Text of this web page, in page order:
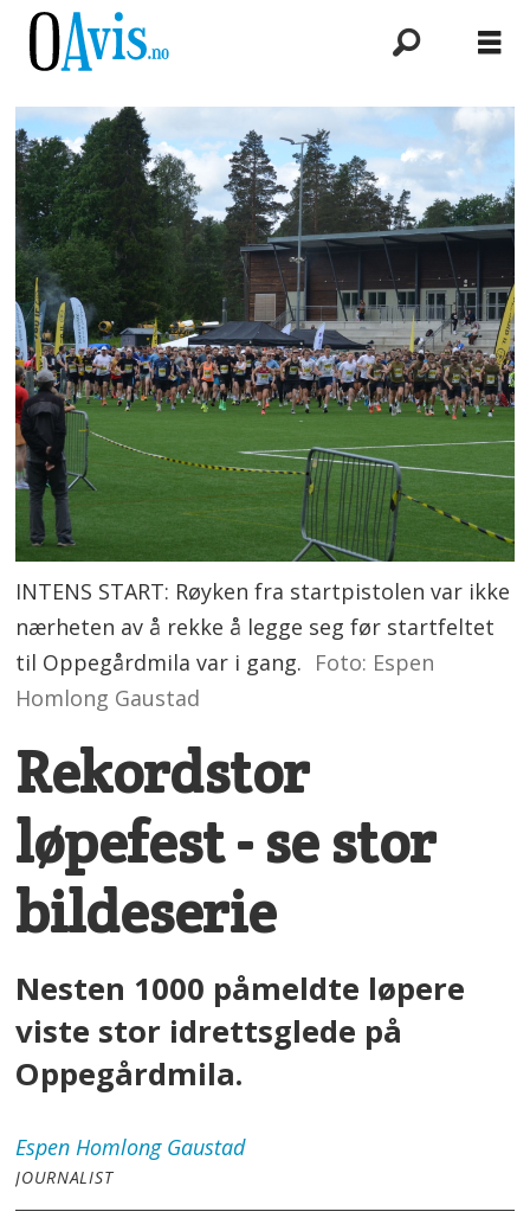
INTENS START: Røyken fra startpistolen var ikke
nærheten av å rekke å legge seg før startfeltet
til Oppegårdmila var i gang. Foto: Espen
Homlong Gaustad
Rekordstor
løpefest - se stor
bildeserie
Nesten 1000 påmeldte løpere
viste stor idrettsglede på
Oppegårdmila.
Espen Homlong Gaustad
JOURNALIST